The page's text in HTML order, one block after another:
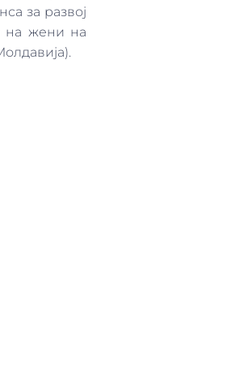
за развој
на жени на